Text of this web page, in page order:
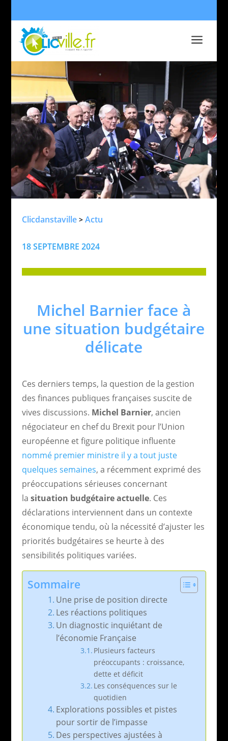
a
Clicdanstaville> Actu
18 SEPTEMBRE 2024
Michel Barnier face à
une situation budgétaire
délicate
Ces derniers temps, la question de la gestion
des finances publiques françaises suscite de
vives discussions. Michel Barnier, ancien
négociateur en chef du Brexit pour l’Union
européenne et figure politique influente
nommé premier ministre il y a tout juste
quelques semaines, a récemment exprimé des
préoccupations sérieuses concernant
la situation budgétaire actuelle. Ces
déclarations interviennent dans un contexte
économique tendu, où la nécessité d’ajuster les
priorités budgétaires se heurte à des
sensibilités politiques variées.
Sommaire
Une prise de position directe
Les réactions politiques
Un diagnostic inquiétant de
l’économie Française
Plusieurs facteurs
préoccupants : croissance,
dette et déficit
Les conséquences sur le
quotidien
Explorations possibles et pistes
pour sortir de l’impasse
Des perspectives ajustées à